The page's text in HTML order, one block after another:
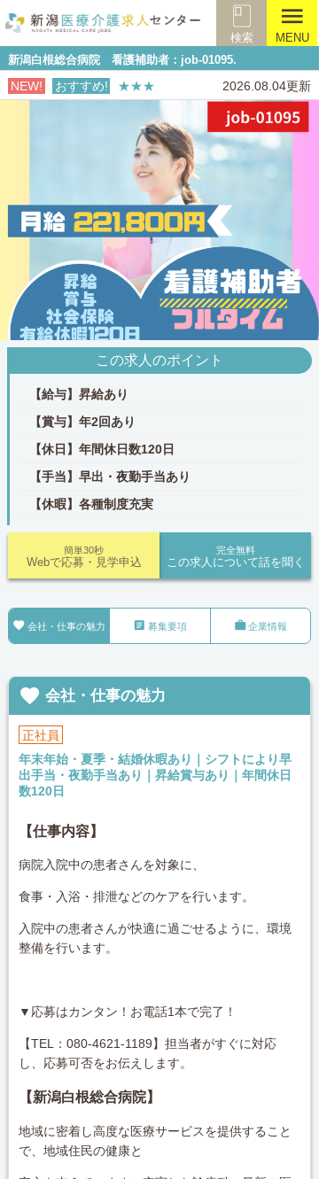
検索
menu
MENU
新潟白根総合病院 看護補助者：job-01095.
NEW! おすすめ! ★★★ 2026.08.04更新
この求人のポイント
【給与】昇給あり
【賞与】年2回あり
【休日】年間休日数120日
【手当】早出・夜勤手当あり
【休暇】各種制度充実
完全無料
この求人について話を聞く
簡単30秒
Webで応募・見学申込
 会社・仕事の魅力  募集要項 企業情報
 会社・仕事の魅力
正社員
年末年始・夏季・結婚休暇あり｜シフトにより早
出手当・夜勤手当あり｜昇給賞与あり｜年間休日
数120日
【仕事内容】
病院入院中の患者さんを対象に、
食事・入浴・排泄などのケアを行います。
入院中の患者さんが快適に過ごせるように、環境
整備を行います。
▼応募はカンタン！お電話1本で完了！
【TEL：080-4621-1189】担当者がすぐに対応
し、応募可否をお伝えします。
【新潟白根総合病院】
地域に密着し高度な医療サービスを提供すること
で、地域住民の健康と